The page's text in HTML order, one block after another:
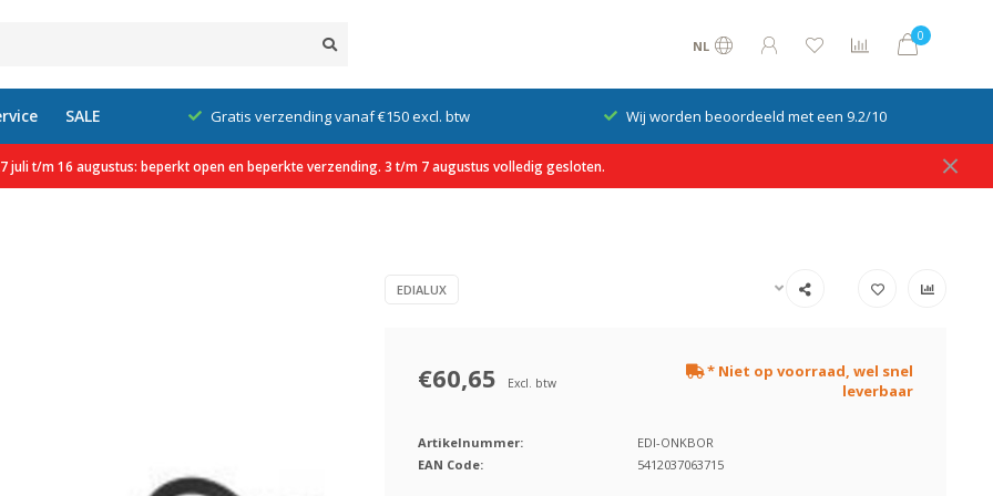
NL
0
SALE Gratis verzending vanaf €150 excl. btw Wij worden beoordeeld met een 9.2/10
juli t/m 16 augustus: beperkt open en beperkte verzending. 3 t/m 7 augustus volledig gesloten.
EDIALUX
€60,65 Excl. btw
* Niet op voorraad, wel snel
leverbaar
Artikelnummer:
EDI-ONKBOR
EAN Code:
5412037063715